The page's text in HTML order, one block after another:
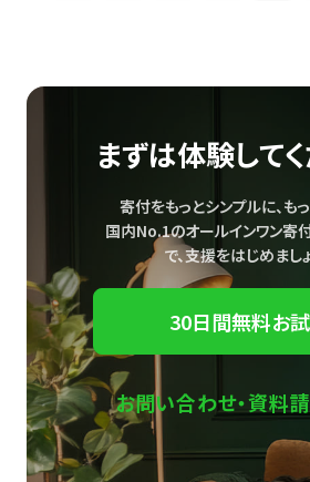
まずは体験してく
寄付をもっとシンプルに、も
国内No.1のオールインワン寄
で、支援をはじめましょ
30日間無料お
お問い合わせ・資料